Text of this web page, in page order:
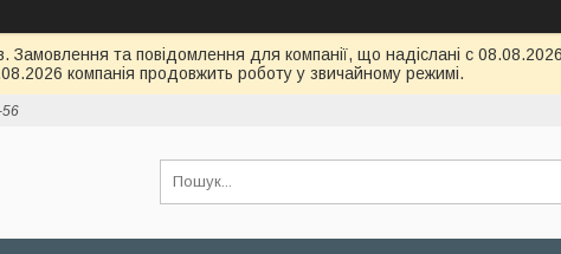
Замовлення та повідомлення для компанії, що надіслані с
компанія продовжить роботу у звичайному режимі.
56